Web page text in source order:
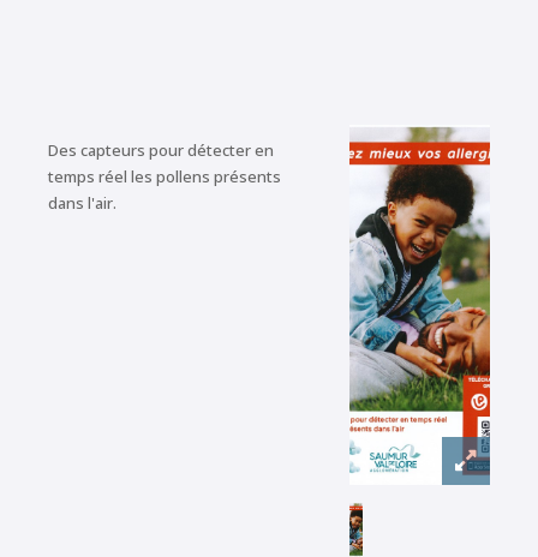
Des capteurs pour détecter en
temps réel les pollens présents
dans l'air.